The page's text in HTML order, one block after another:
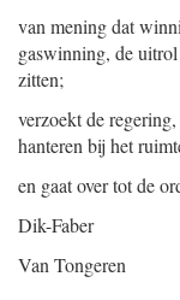
van mening dat
gaswinning, de
zitten;
verzoekt de
hanteren bij het
en gaat over tot de
Dik-Faber
Van Tongeren